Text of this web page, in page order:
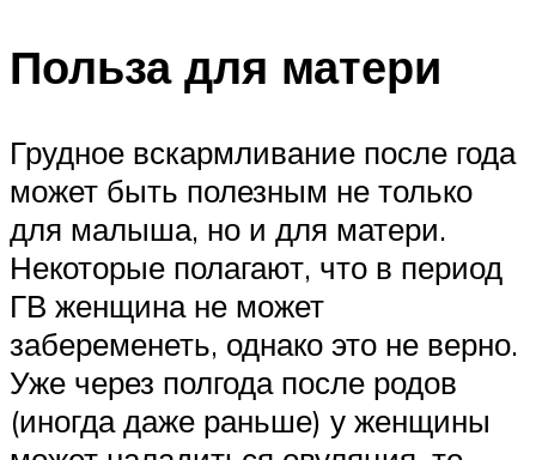
Польза для матери
Грудное вскармливание после года
может быть полезным не только
для малыша, но и для матери.
Некоторые полагают, что в период
ГВ женщина не может
забеременеть, однако это не верно.
Уже через полгода после родов
(иногда даже раньше) у женщины